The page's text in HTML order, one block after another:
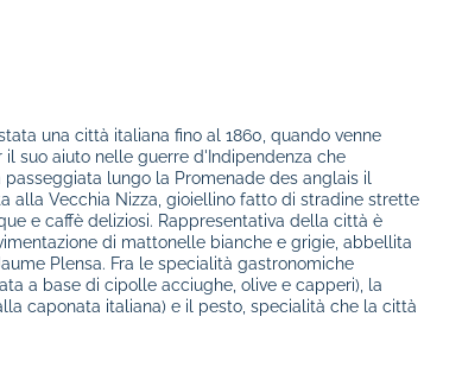
una città italiana fino al 1860, quando venne
suo aiuto nelle guerre d'Indipendenza che
lungo la Promenade des anglais il
alla Vecchia Nizza, gioiellino fatto di stradine strette
e caffè deliziosi. Rappresentativa della città è
di mattonelle bianche e grigie, abbellita
Plensa. Fra le specialità gastronomiche
a base di cipolle acciughe, olive e capperi), la
caponata italiana) e il pesto, specialità che la città